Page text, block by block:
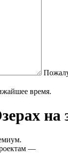
время.
на
—